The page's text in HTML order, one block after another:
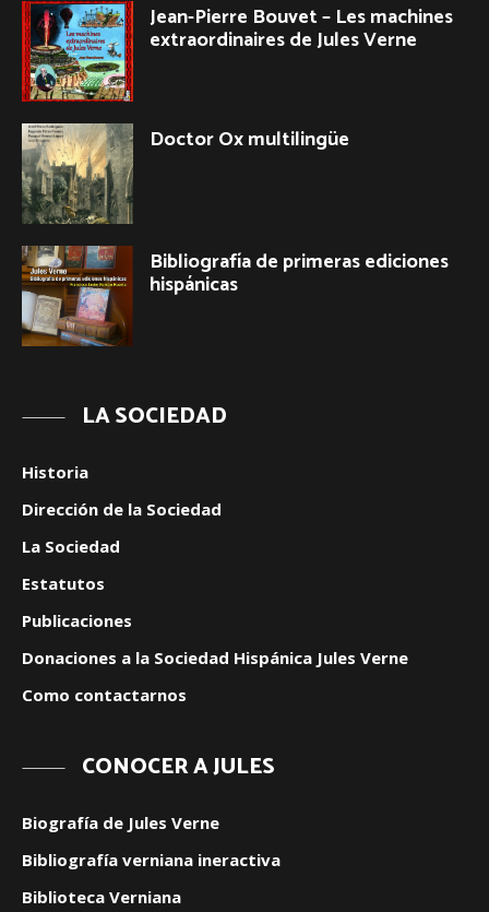
Jean-Pierre Bouvet – Les machines
extraordinaires de Jules Verne
Doctor Ox multilingüe
Bibliografía de primeras ediciones
hispánicas
LA SOCIEDAD
Historia
Dirección de la Sociedad
La Sociedad
Estatutos
Publicaciones
Donaciones a la Sociedad Hispánica Jules Verne
Como contactarnos
CONOCER A JULES
Biografía de Jules Verne
Bibliografía verniana ineractiva
Biblioteca Verniana